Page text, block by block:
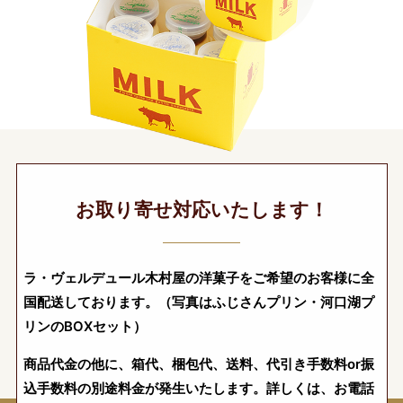
お取り寄せ対応いたします！
ラ・ヴェルデュール木村屋の洋菓子をご希望のお客様に全
国配送しております。（写真はふじさんプリン・河口湖プ
リンのBOXセット）
商品代金の他に、箱代、梱包代、送料、代引き手数料or振
込手数料の別途料金が発生いたします。詳しくは、お電話